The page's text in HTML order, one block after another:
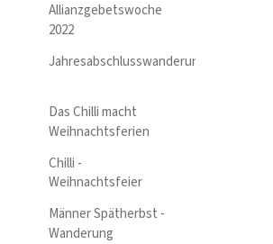
Allianzgebetswoche
2022
Jahresabschlusswanderung
Das Chilli macht
Weihnachtsferien
Chilli -
Weihnachtsfeier
Männer Spätherbst -
Wanderung